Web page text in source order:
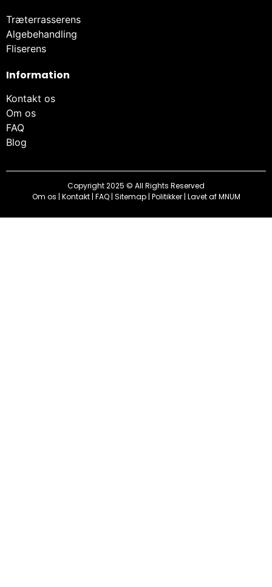
Træterrasserens
Algebehandling
Fliserens
Information
Kontakt os
Om os
FAQ
Blog
Copyright 2025 © All Rights Reserved
Om os | Kontakt| FAQ| Sitemap| Politikker| Lavet afMNUM